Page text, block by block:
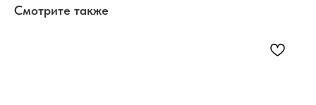
Смотрите также